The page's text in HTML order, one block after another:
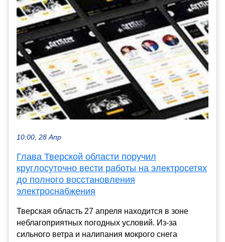
10:00, 28 Апр
Глава Тверской области поручил
круглосуточно вести работы на электросетях
до полного восстановления
электроснабжения
Тверская область 27 апреля находится в зоне
неблагоприятных погодных условий. Из-за
сильного ветра и налипания мокрого снега